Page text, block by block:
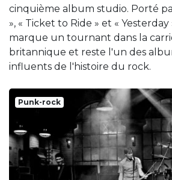
cinquième album studio. Porté
», « Ticket to Ride » et « Yesterday
marque un tournant dans la
britannique et reste l'un des
influents de l'histoire du rock.
Punk-rock